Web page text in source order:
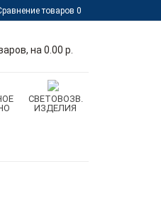
товаров 0
на 0.00 р.
СВЕТОВОЗВ.
ИЗДЕЛИЯ